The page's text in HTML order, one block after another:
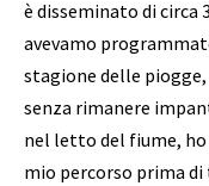
è disseminato di circa
avevamo
stagione delle
senza rimanere
nel letto del fiume,
mio percorso prima